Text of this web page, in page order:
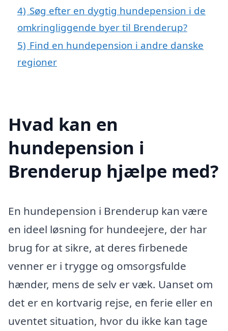
4) Søg efter en dygtig hundepension i de
omkringliggende byer til Brenderup?
5) Find en hundepension i andre danske
regioner
Hvad kan en
hundepension i
Brenderup hjælpe med?
En hundepension i Brenderup kan være
en ideel løsning for hundeejere, der har
brug for at sikre, at deres firbenede
venner er i trygge og omsorgsfulde
hænder, mens de selv er væk. Uanset om
det er en kortvarig rejse, en ferie eller en
uventet situation, hvor du ikke kan tage